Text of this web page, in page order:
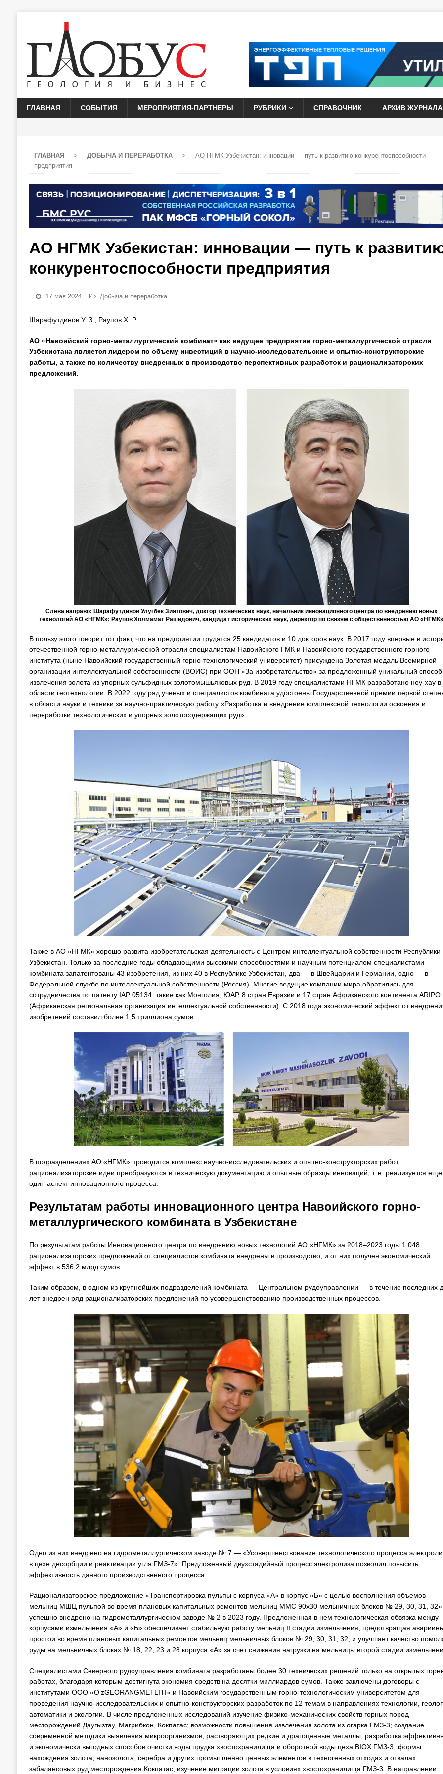
ГЛАВНАЯ СОБЫТИЯ МЕРОПРИЯТИЯ-ПАРТНЕРЫ РУБРИКИ СПРАВОЧНИК АРХИВ ЖУРНАЛА
ГЛАВНАЯ > ДОБЫЧА И ПЕРЕРАБОТКА >
АО НГМК Узбекистан: инновации — путь к развитию конкурентоспособности
предприятия
АО НГМК Узбекистан: инновации — путь к
конкурентоспособности предприятия
17 мая 2024 Добыча и переработка
Шарафутдинов У. З., Раупов Х. Р.
АО «Навоийский горно-металлургический комбинат» как ведущее предприятие горно-металлургической отрасли
Узбекистана является лидером по объему инвестиций в научно-исследовательские и опытно-конструкторские
работы, а также по количеству внедренных в производство перспективных разработок и рационализаторских
предложений.
Слева направо: Шарафутдинов Улугбек Зиятович, доктор технических наук, начальник инновационного центра по внедрению новых
технологий АО «НГМК»; Раупов Холмамат Рашидович, кандидат исторических наук, директор по связям с общественностью АО
В пользу этого говорит тот факт, что на предприятии трудятся 25 кандидатов и 10 докторов наук. В 2017 году впервые в
отечественной горно-металлургической отрасли специалистам Навоийского ГМК и Навоийского государственного горного
института (ныне Навоийский государственный горно-технологический университет) присуждена Золотая медаль Всемирной
организации интеллектуальной собственности (ВОИС) при ООН «За изобретательство» за предложенный уникальный способ
извлечения золота из упорных сульфидных золотомышьяковых руд. В 2019 году специалистами НГМК разработано ноу-хау в
области геотехнологии. В 2022 году ряд ученых и специалистов комбината удостоены Государственной премии первой
в области науки и техники за научно-практическую работу «Разработка и внедрение комплексной технологии освоения и
переработки технологических и упорных золотосодержащих руд».
Также в АО «НГМК» хорошо развита изобретательская деятельность с Центром интеллектуальной собственности Республики
Узбекистан. Только за последние годы обладающими высокими способностями и научным потенциалом специалистами
комбината запатентованы 43 изобретения, из них 40 в Республике Узбекистан, два — в Швейцарии и Германии, одно — в
Федеральной службе по интеллектуальной собственности (Россия). Многие ведущие компании мира обратились для
сотрудничества по патенту IAP 05134: такие как Монголия, ЮАР, 8 стран Евразии и 17 стран Африканского континента ARIPO
(Африканская региональная организация интеллектуальной собственности). C 2018 года экономический эффект от
изобретений составил более 1,5 триллиона сумов.
В подразделениях АО «НГМК» проводится комплекс научно-исследовательских и опытно-конструкторских работ,
рационализаторские идеи преобразуются в техническую документацию и опытные образцы инноваций, т. е. реализуется еще
один аспект инновационного процесса.
Результатам работы инновационного центра Навоийского горно-
металлургического комбината в Узбекистане
По результатам работы Инновационного центра по внедрению новых технологий АО «НГМК» за 2018–2023 годы 1 048
рационализаторских предложений от специалистов комбината внедрены в производство, и от них получен экономический
эффект в 536,2 млрд сумов.
Таким образом, в одном из крупнейших подразделений комбината — Центральном рудоуправлении — в течение последних
лет внедрен ряд рационализаторских предложений по усовершенствованию производственных процессов.
Одно из них внедрено на гидрометаллургическом заводе № 7 — «Усовершенствование технологического процесса
в цехе десорбции и реактивации угля ГМЗ-7». Предложенный двухстадийный процесс электролиза позволил повысить
эффективность данного производственного процесса.
Рационализаторское предложение «Транспортировка пульпы с корпуса «А» в корпус «Б» с целью восполнения объемов
мельниц МШЦ пульпой во время плановых капитальных ремонтов мельниц ММС 90х30 мельничных блоков № 29, 30, 31, 32»
успешно внедрено на гидрометаллургическом заводе № 2 в 2023 году. Предложенная в нем технологическая обвязка между
корпусами измельчения «А» и «Б» обеспечивает стабильную работу мельниц II стадии измельчения, предотвращая
простои во время плановых капитальных ремонтов мельниц мельничных блоков № 29, 30, 31, 32, и улучшает качество
руды на мельничных блоках № 18, 22, 23 и 28 корпуса «А» за счет снижения нагрузки на мельницы второй стадии
Специалистами Северного рудоуправления комбината разработаны более 30 технических решений только на открытых
работах, благодаря которым достигнута экономия средств на десятки миллиардов сумов. Также заключены договоры с
институтами ООО «O‘zGEORANGMETLITI» и Навоийским государственным горно-технологическим университетом для
проведения научно-исследовательских и опытно-конструкторских разработок по 12 темам в направлениях технологии,
автоматики и экологии. В числе предложенных исследований изучение физико-механических свойств горных пород
месторождений Даугызтау, Магрибкон, Кокпатас; возможности повышения извлечения золота из огарка ГМЗ-3; создание
современной методики выявления микроорганизмов, растворяющих редкие и драгоценные металлы; разработка
и экономически выгодных способов очистки воды прудка хвостохранилища и оборотной воды цеха BIOХ ГМЗ-3; формы
нахождения золота, нанозолота, серебра и других промышленно ценных элементов в техногенных отходах и отвалах
забалансовых руд месторождения Кокпатас, изучение миграции золота в условиях хвостохранилища ГМЗ-3. В направлении